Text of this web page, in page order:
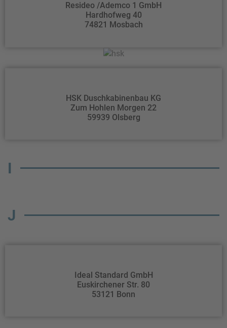
Resideo /Ademco 1 GmbH
Hardhofweg 40
74821 Mosbach
HSK Duschkabinenbau KG
Zum Hohlen Morgen 22
59939 Olsberg
I
J
Ideal Standard GmbH
Euskirchener Str. 80
53121 Bonn